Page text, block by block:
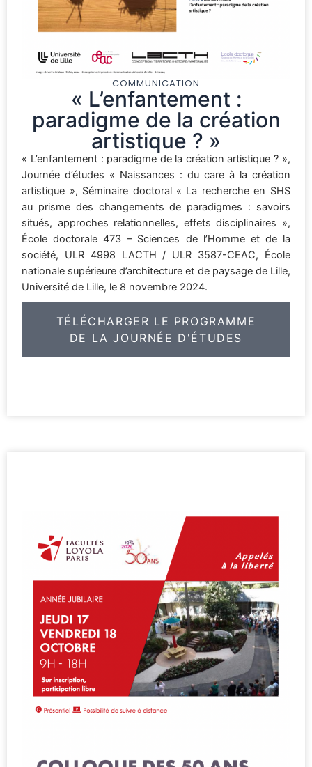
COMMUNICATION
« L’enfantement :
paradigme de la création
artistique ? »
« L’enfantement : paradigme de la création artistique ? »,
Journée d’études « Naissances : du care à la création
artistique », Séminaire doctoral « La recherche en SHS
au prisme des changements de paradigmes : savoirs
situés, approches relationnelles, effets disciplinaires »,
École doctorale 473 – Sciences de l’Homme et de la
société, ULR 4998 LACTH / ULR 3587-CEAC, École
nationale supérieure d’architecture et de paysage de Lille,
Université de Lille, le 8 novembre 2024.
TÉLÉCHARGER LE PROGRAMME
DE LA JOURNÉE D'ÉTUDES